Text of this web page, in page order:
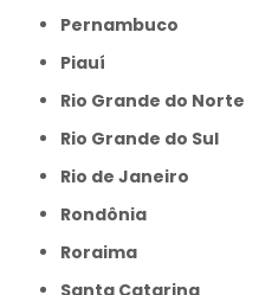
Pernambuco
Piauí
Rio Grande do Norte
Rio Grande do Sul
Rio de Janeiro
Rondônia
Roraima
Santa Catarina